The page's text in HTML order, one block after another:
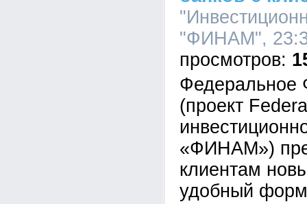
"ФИНАМ",
Федеральное
(проект
«ФИНАМ»)
клиентам
удобный